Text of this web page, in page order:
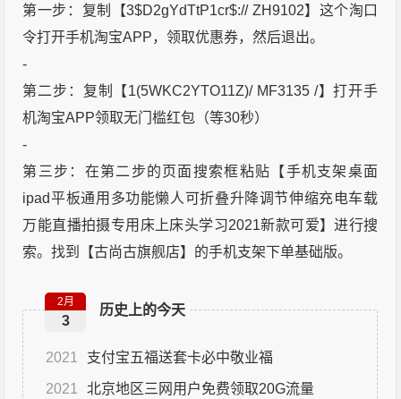
第一步：复制【3$D2gYdTtP1cr$:// ZH9102】这个淘口
令打开手机淘宝APP，领取优惠券，然后退出。
-
第二步：复制【1(5WKC2YTO11Z)/ MF3135 /】打开手
机淘宝APP领取无门槛红包（等30秒）
-
第三步：在第二步的页面搜索框粘贴【手机支架桌面
ipad平板通用多功能懒人可折叠升降调节伸缩充电车载
万能直播拍摄专用床上床头学习2021新款可爱】进行搜
索。找到【古尚古旗舰店】的手机支架下单基础版。
历史上的今天
2月
3
2021 支付宝五福送套卡必中敬业福
2021 北京地区三网用户免费领取20G流量